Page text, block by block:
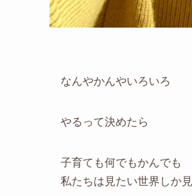
なんやかんやいろいろ
やるって決めたら
子育ても何でもかんでも
私たちは見たい世界しか